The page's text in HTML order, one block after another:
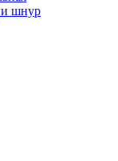
и шнур